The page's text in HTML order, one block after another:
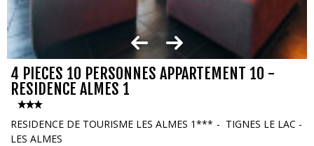
4 PIECES 10 PERSONNES APPARTEMENT 10 -
RESIDENCE ALMES 1
RESIDENCE DE TOURISME LES ALMES 1***
TIGNES LE LAC -
LES ALMES